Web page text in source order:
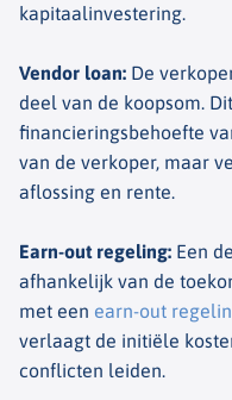
kapitaalinvestering.
Vendor loan: De
deel van de koopsom.
financieringsbehoefte
van de verkoper, maar
aflossing en rente.
Earn-out regeling: Een
afhankelijk van de
met een earn-out
verlaagt de initiële
conflicten leiden.